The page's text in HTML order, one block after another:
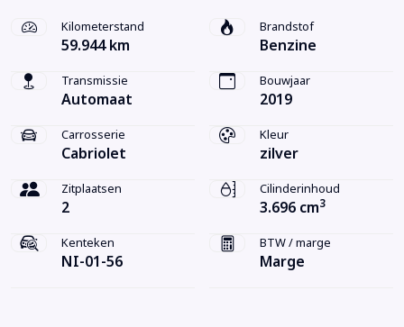
Kilometerstand
59.944 km
Brandstof
Benzine
Transmissie
Automaat
Bouwjaar
2019
Carrosserie
Cabriolet
Kleur
zilver
Zitplaatsen
2
Cilinderinhoud
3.696 cm3
Kenteken
NI-01-56
BTW / marge
Marge